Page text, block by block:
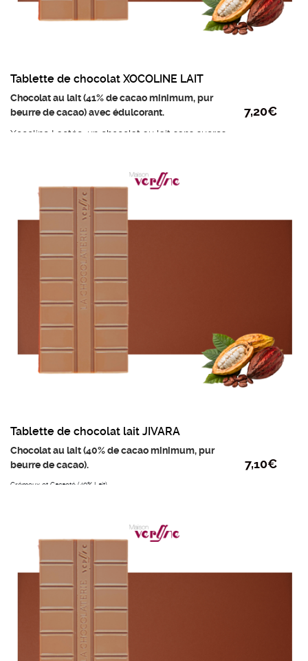
Tablette de chocolat XOCOLINE LAIT
Chocolat au lait (41% de cacao minimum, pur
beurre de cacao) avec édulcorant.
Xocoline Lactée, un chocolat au lait sans sucres
Ingrédients :Edulcorant (maltitol), beurre de
cacao, LAIT entier en poudre, fèves de cacao,
extrait naturel de vanille et émulsifiant : lécithine
poids mini : 95g
Prix au kilo : 75.80€
7,20€
Tablette de chocolat lait JIVARA
Chocolat au lait (40% de cacao minimum, pur
beurre de cacao).
Crémeux et Cacaoté (40% Lait)
Sucre, beurre de cacao, LAIT entier
en poudre, fèves de cacao et émulsifiant :
lécithine de tournesol.
Prix au kilo : 74,75 €
7,10€